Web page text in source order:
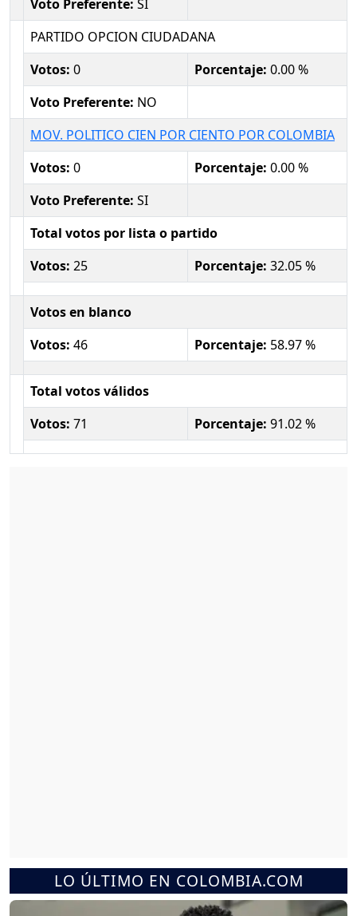
Voto Preferente: SI
PARTIDO OPCION CIUDADANA
Votos: 0 Porcentaje: 0.00 %
Voto Preferente: NO
MOV. POLITICO CIEN POR CIENTO POR COLOMBIA
Votos: 0 Porcentaje: 0.00 %
Voto Preferente: SI
Total votos por lista o partido
Votos: 25 Porcentaje: 32.05 %
Votos en blanco
Votos: 46 Porcentaje: 58.97 %
Total votos válidos
Votos: 71 Porcentaje: 91.02 %
LO ÚLTIMO EN COLOMBIA.COM